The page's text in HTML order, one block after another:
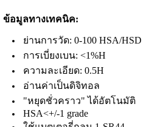
ข้อมูลทางเทคนิค:
ย่านการวัด: 0-100 HSA/HSD
การเบี่ยงเบน: <1%H
ความละเอียด: 0.5H
อ่านค่าเป็นดิจิทอล
"หยุดชั่วคราว" ได้อัตโนมัติ
HSA<+/-1 grade